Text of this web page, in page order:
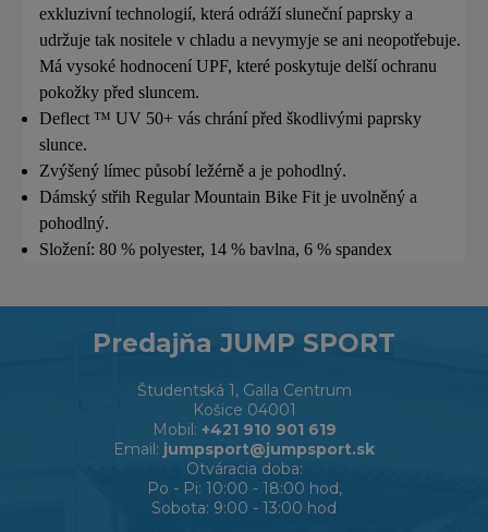
exkluzivní technologií, která odráží sluneční paprsky a
udržuje tak nositele v chladu a nevymyje se ani neopotřebuje.
Má vysoké hodnocení UPF, které poskytuje delší ochranu
pokožky před sluncem.
Deflect ™ UV 50+ vás chrání před škodlivými paprsky
slunce.
Zvýšený límec působí ležérně a je pohodlný.
Dámský střih Regular Mountain Bike Fit je uvolněný a
pohodlný.
Složení: 80 % polyester, 14 % bavlna, 6 % spandex
Predajňa JUMP SPORT
Študentská 1, Galla Centrum
Košice 04001
Mobil: +421 910 901 619
Email: jumpsport@jumpsport.sk
Otváracia doba:
Po - Pi: 10:00 - 18:00 hod,
Sobota: 9:00 - 13:00 hod